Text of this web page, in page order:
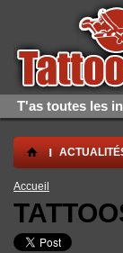
Aller au contenu
Skip to navigation
T'as toutes les
.
Vous êtes ici
Accueil